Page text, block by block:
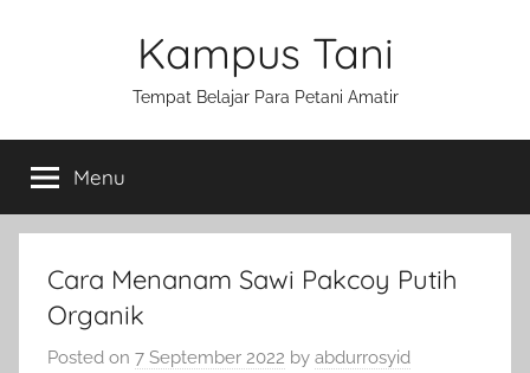
Kampus Tani
Tempat Belajar Para Petani Amatir
Menu
Cara Menanam Sawi Pakcoy Putih
Organik
Posted on 7 September 2022 by abdurrosyid